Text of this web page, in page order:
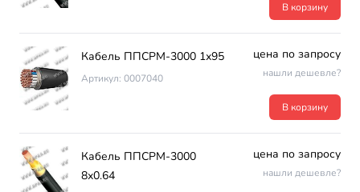
В корзину
Кабель ППСРМ-3000 1х95
Артикул: 0007040
цена по запросу
нашли дешевле?
В корзину
Кабель ППСРМ-3000
8х0.64
цена по запросу
нашли дешевле?